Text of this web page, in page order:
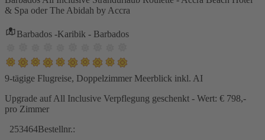
& Spa oder The Abidah by Accra
Barbados -Karibik - Barbados
9-tägige Flugreise, Doppelzimmer Meerblick inkl. AI
Upgrade auf All Inclusive Verpflegung geschenkt - Wert: € 798,-
pro Zimmer
253464Bestellnr.: